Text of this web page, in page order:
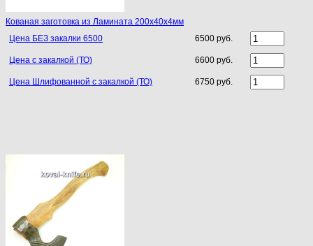
Кованая заготовка из Ламината 200х40х4мм
Цена БЕЗ закалки 6500
6500 руб.
Цена с закалкой (ТО) 6600 руб.
Цена Шлифованной с закалкой (ТО) 6750 руб.